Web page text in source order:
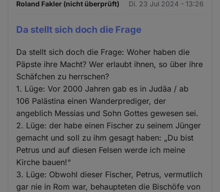
Roland Fakler (nicht überprüft) Di. 23 Jul 2024 - 13:26
Da stellt sich doch die Frage
Da stellt sich doch die Frage: Woher haben die
Päpste ihre Macht? Wer erlaubt ihnen, so über ihre
Schäfchen zu herrschen?
1. Lüge: Vor 2000 Jahren gab es in Judäa / ab
106 Palästina einen Wanderprediger, der
angeblich Messias und Sohn Gottes gewesen sei.
2. Lüge: der habe einen Fischer zu seinem Jünger
gemacht und soll zu ihm gesagt haben: „Du bist
Petrus und auf diesen Felsen werde ich meine
Kirche bauen!“
3. Lüge: Obwohl dieser Fischer, Petrus, vermutlich
gar nie in Rom war, behaupteten die Bischöfe von